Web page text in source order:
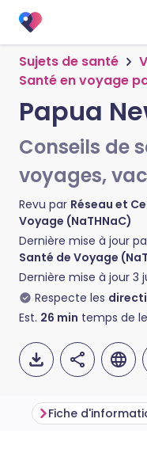
Sujets de santé
Santé en voyage
Papua
Conseils de
voyages,
Revu par Réseau et
Voyage (NaTHNaC)
Dernière mise à jour
Santé de Voyage
Dernière mise à jour 3
Respecte les
Est. 26 min temps de
Fiche